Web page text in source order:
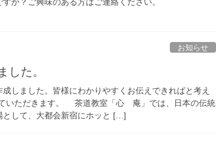
お知らせ
した。
しました。皆様にわかりやすくお伝えできればと考え
いただきます。 茶道教室「心ゝ庵」では、日本の伝統
として、大都会新宿にホッと […]